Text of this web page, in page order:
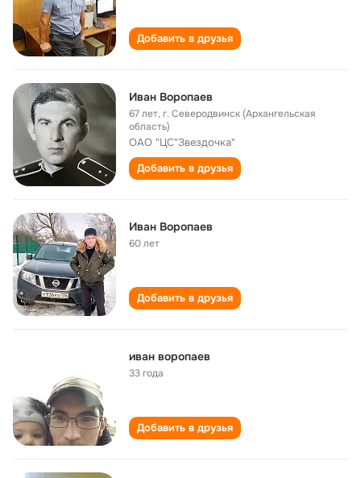
Добавить в друзья
Иван Воропаев
67 лет,г. Северодвинск (Архангельская
область)
ОАО "ЦС"Звездочка"
Добавить в друзья
Иван Воропаев
60 лет
Добавить в друзья
иван воропаев
33 года
Добавить в друзья